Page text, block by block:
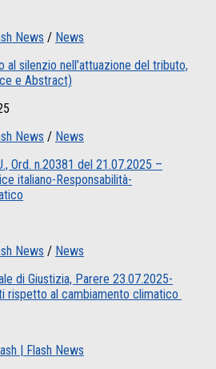
News / News
al silenzio nell’attuazione del tributo,
e Abstract)
News / News
Ord. n.20381 del 21.07.2025 –
italiano-Responsabilità-
News / News
di Giustizia, Parere 23.07.2025-
rispetto al cambiamento climatico
| Flash News